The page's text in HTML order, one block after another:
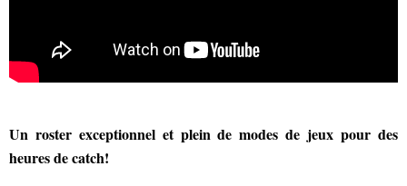
Un roster exceptionnel et plein de modes de jeux pour des
heures de catch!